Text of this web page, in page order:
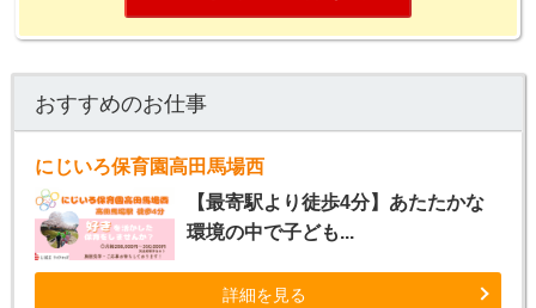
おすすめのお仕事
にじいろ保育園高田馬場西
【最寄駅より徒歩4分】あたたかな
環境の中で子ども...
詳細を見る